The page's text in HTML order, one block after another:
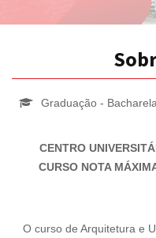
Graduação -
CENTRO
CURSO NOTA
O curso de Arquitetura e